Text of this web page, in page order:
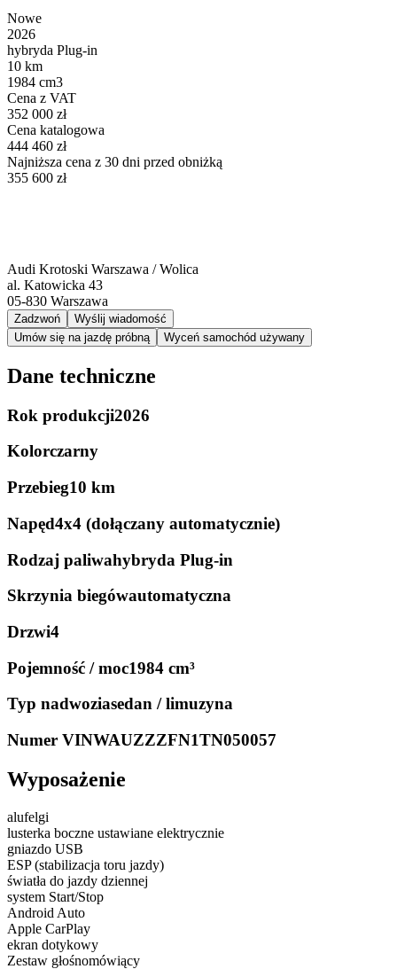
Nowe
2026
hybryda Plug-in
10 km
1984 cm3
Cena z VAT
352 000 zł
Cena katalogowa
444 460 zł
Najniższa cena z 30 dni przed obniżką
355 600 zł
Audi Krotoski Warszawa / Wolica
al. Katowicka 43
05-830 Warszawa
Zadzwoń
Wyślij wiadomość
Umów się na jazdę próbną
Wyceń samochód używany
Dane techniczne
Rok produkcji2026
Kolorczarny
Przebieg10 km
Napęd4x4 (dołączany automatycznie)
Rodzaj paliwahybryda Plug-in
Skrzynia biegówautomatyczna
Drzwi4
Pojemność / moc1984 cm³
Typ nadwoziasedan / limuzyna
Numer VINWAUZZZFN1TN050057
Wyposażenie
alufelgi
lusterka boczne ustawiane elektrycznie
gniazdo USB
ESP (stabilizacja toru jazdy)
światła do jazdy dziennej
system Start/Stop
Android Auto
Apple CarPlay
ekran dotykowy
Zestaw głośnomówiący